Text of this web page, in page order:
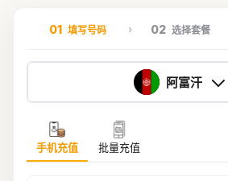
01 填写号码 02 选择套餐
阿富汗
手机充值 批量充值